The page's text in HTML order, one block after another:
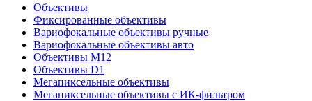
Объективы
Фиксированные объективы
Вариофокальные объективы ручные
Вариофокальные объективы авто
Объективы М12
Объективы D1
Мегапиксельные объективы
Мегапиксельные объективы с ИК-фильтром